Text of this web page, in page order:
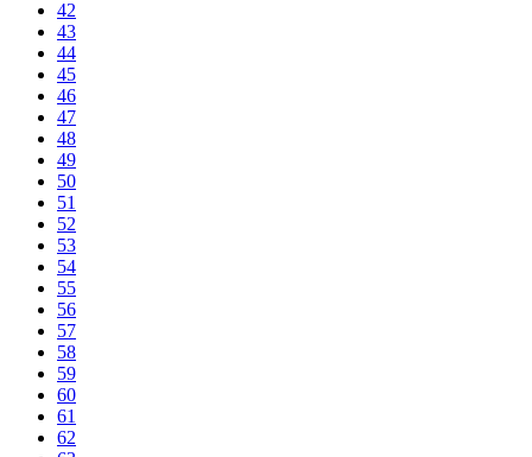
42
43
44
45
46
47
48
49
50
51
52
53
54
55
56
57
58
59
60
61
62